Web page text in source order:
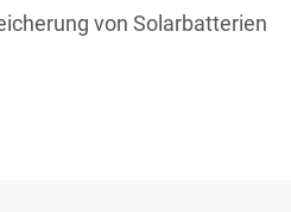
von Solarbatterien